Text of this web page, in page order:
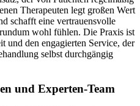
Therapeuten legt großen Wert
schafft eine vertrauensvolle
wohl fühlen. Die Praxis ist
und den engagierten Service, der
selbst durchgängig
und Experten-Team